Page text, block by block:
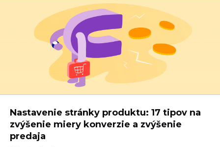
Nastavenie stránky produktu: 17 tipov na
zvýšenie miery konverzie a zvýšenie
predaja